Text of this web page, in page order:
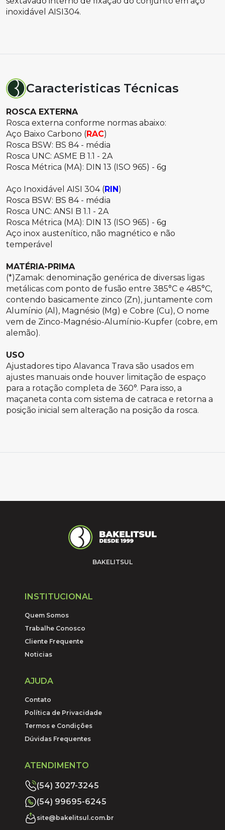
inoxidável AISI304.
Caracteristicas Técnicas
ROSCA EXTERNA
Rosca externa conforme normas abaixo:
Aço Baixo Carbono (RAC)
Rosca BSW: BS 84 - média
Rosca UNC: ASME B 1.1 - 2A
Rosca Métrica (MA): DIN 13 (ISO 965) - 6g
Aço Inoxidável AISI 304 (RIN)
Rosca BSW: BS 84 - média
Rosca UNC: ANSI B 1.1 - 2A
Rosca Métrica (MA): DIN 13 (ISO 965) - 6g
Aço inox austenítico, não magnético e não
temperável
MATÉRIA-PRIMA
(*)Zamak: denominação genérica de diversas ligas
metálicas com ponto de fusão entre 385°C e 485°C,
contendo basicamente zinco (Zn), juntamente com
Alumínio (Al), Magnésio (Mg) e Cobre (Cu), O nome
vem de Zinco-Magnésio-Alumínio-Kupfer (cobre, em
alemão).
USO
Ajustadores tipo Alavanca Trava são usados em
ajustes manuais onde houver limitação de espaço
para a rotação completa de 360°. Para isso, a
maçaneta conta com sistema de catraca e retorna a
posição inicial sem alteração na posição da rosca.
BAKELITSUL
INSTITUCIONAL
Quem Somos
Trabalhe Conosco
Cliente Frequente
Noticias
AJUDA
Contato
Política de Privacidade
Termos e Condições
Dúvidas Frequentes
ATENDIMENTO
(54) 3027-3245
(54) 99695-6245
site@bakelitsul.com.br